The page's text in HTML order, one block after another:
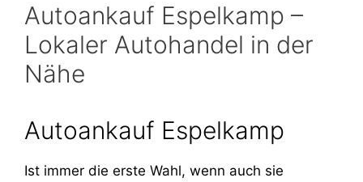
Autoankauf Espelkamp –
Lokaler Autohandel in der
Nähe
Autoankauf Espelkamp
Ist immer die erste Wahl, wenn auch sie